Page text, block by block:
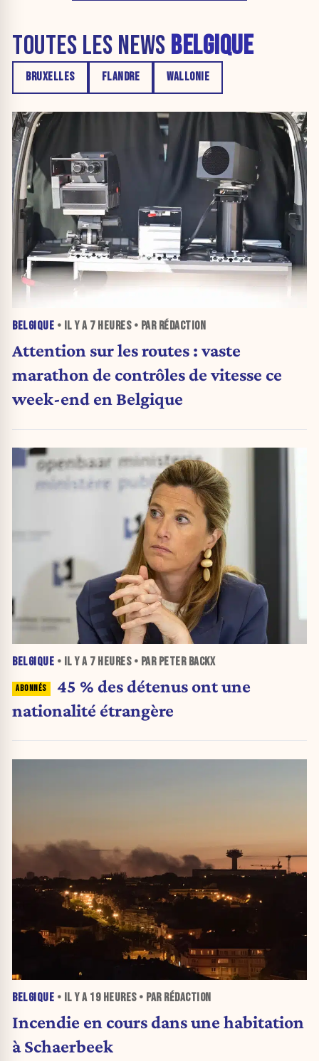
TOUTES LES NEWS BELGIQUE
BRUXELLES FLANDRE WALLONIE
BELGIQUE • IL Y A 7 HEURES• PAR RÉDACTION
Attention sur les routes : vaste
marathon de contrôles de vitesse ce
week-end en Belgique
BELGIQUE • IL Y A 7 HEURES• PAR PETER BACKX
45 % des détenus ont une
nationalité étrangère
BELGIQUE • IL Y A 19 HEURES• PAR RÉDACTION
Incendie en cours dans une habitation
à Schaerbeek